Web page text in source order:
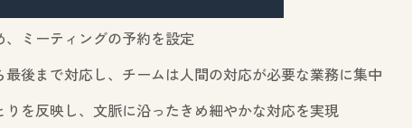
ミーティングの予約を設定
後まで対応し、チームは人間の対応が必要な業務に集中
を反映し、文脈に沿ったきめ細やかな対応を実現